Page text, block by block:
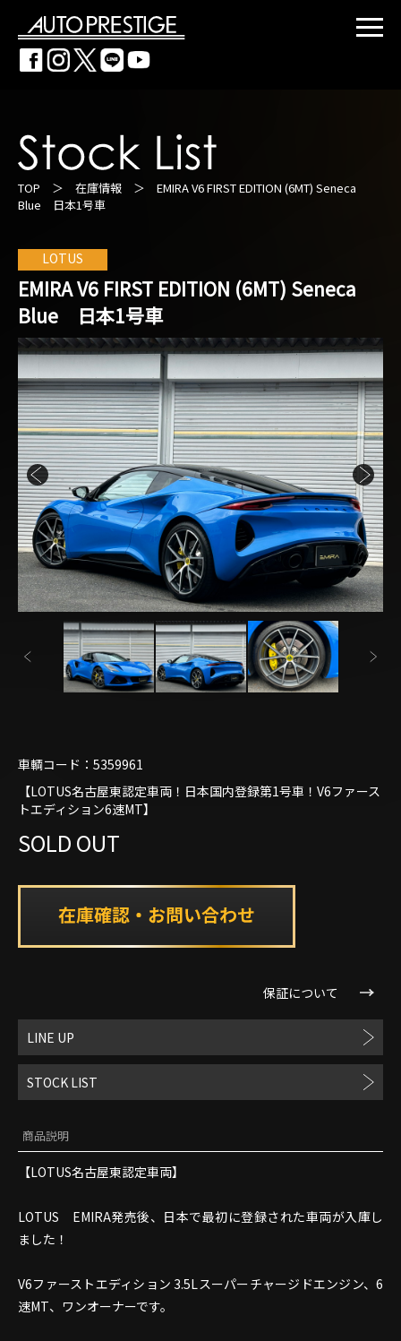
TOP ＞ 在庫情報 ＞ EMIRA V6 FIRST EDITION (6MT) Seneca
Blue 日本1号車
LOTUS
EMIRA V6 FIRST EDITION (6MT) Seneca
Blue 日本1号車
車輌コード：5359961
【LOTUS名古屋東認定車両！日本国内登録第1号車！V6ファース
トエディション6速MT】
SOLD OUT
保証について
LINE UP
STOCK LIST
商品説明
【LOTUS名古屋東認定車両】
LOTUS EMIRA発売後、日本で最初に登録された車両が入庫し
ました！
V6ファーストエディション 3.5Lスーパーチャージドエンジン、6
速MT、ワンオーナーです。